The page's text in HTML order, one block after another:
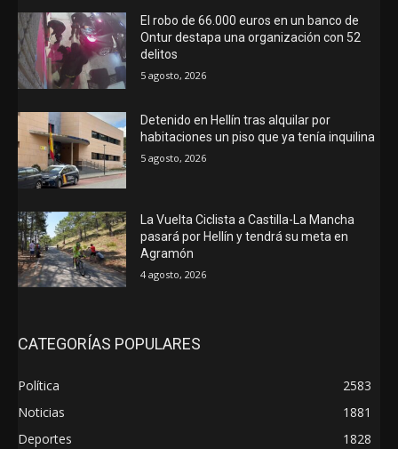
El robo de 66.000 euros en un banco de
Ontur destapa una organización con 52
delitos
5 agosto, 2026
Detenido en Hellín tras alquilar por
habitaciones un piso que ya tenía inquilina
5 agosto, 2026
La Vuelta Ciclista a Castilla-La Mancha
pasará por Hellín y tendrá su meta en
Agramón
4 agosto, 2026
CATEGORÍAS POPULARES
Política
2583
Noticias
1881
Deportes
1828